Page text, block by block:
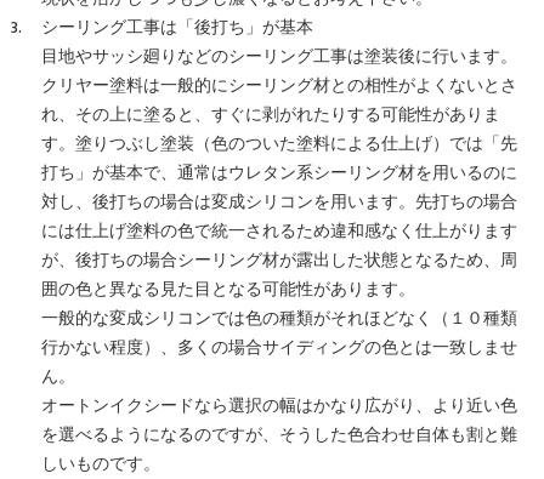
シーリング工事は「後打ち」が基本
目地やサッシ廻りなどのシーリング工事は塗装後に行います。
クリヤー塗料は一般的にシーリング材との相性がよくないとさ
れ、その上に塗ると、すぐに剥がれたりする可能性がありま
す。塗りつぶし塗装（色のついた塗料による仕上げ）では「先
打ち」が基本で、通常はウレタン系シーリング材を用いるのに
対し、後打ちの場合は変成シリコンを用います。先打ちの場合
には仕上げ塗料の色で統一されるため違和感なく仕上がります
が、後打ちの場合シーリング材が露出した状態となるため、周
囲の色と異なる見た目となる可能性があります。
一般的な変成シリコンでは色の種類がそれほどなく（１０種類
行かない程度）、多くの場合サイディングの色とは一致しませ
ん。
オートンイクシードなら選択の幅はかなり広がり、より近い色
を選べるようになるのですが、そうした色合わせ自体も割と難
しいものです。